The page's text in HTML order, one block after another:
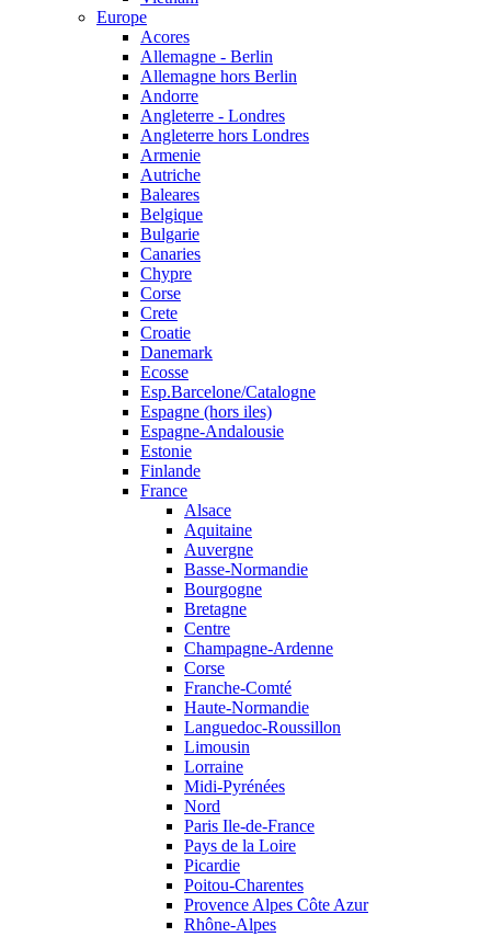
Europe
Acores
Allemagne - Berlin
Allemagne hors Berlin
Andorre
Angleterre - Londres
Angleterre hors Londres
Armenie
Autriche
Baleares
Belgique
Bulgarie
Canaries
Chypre
Corse
Crete
Croatie
Danemark
Ecosse
Esp.Barcelone/Catalogne
Espagne (hors iles)
Espagne-Andalousie
Estonie
Finlande
France
Alsace
Aquitaine
Auvergne
Basse-Normandie
Bourgogne
Bretagne
Centre
Champagne-Ardenne
Corse
Franche-Comté
Haute-Normandie
Languedoc-Roussillon
Limousin
Lorraine
Midi-Pyrénées
Nord
Paris Ile-de-France
Pays de la Loire
Picardie
Poitou-Charentes
Provence Alpes Côte Azur
Rhône-Alpes